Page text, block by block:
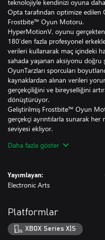
teknolojiyle kendinizi oyuna
Opta tarafından optimize edilen
Frostbite™ Oyun Motoru.
HyperMotionV, oyunu gerçekten
180’den fazla profesyonel
verileri kullanarak maç içindeki
sahada yaşanan aksiyonu doğru
OyunTarzları sporcuları
kaynaklardan alınan verileri
gerçekçiliğini ve bireyselliğini
dönüştürüyor.
Geliştirilmiş Frostbite™ Oyun
gerçekçi ayrıntılarla sunarak
seviyesi ekliyor.
Yepyeni Ultimate Team™
Teknik Direktör ve Oyuncu
Clubs ve VOLTA
EA SPORTS FC™ 24, futbolun
sonraki bölümüdür.
Daha fazla göster
Yayımlayan:
Electronic Arts
Platformlar
XBOX Series X|S